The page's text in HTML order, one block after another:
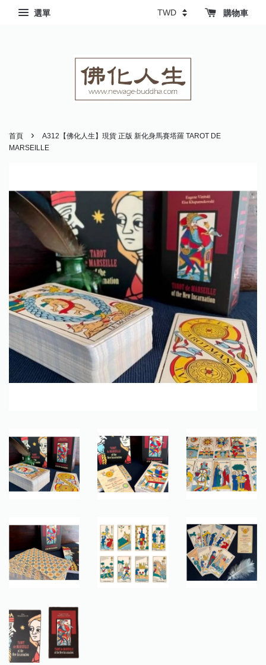
選單 購物車
首頁 ›
A312【佛化人生】現貨 正版 新化身馬賽塔羅 TAROT DE
MARSEILLE